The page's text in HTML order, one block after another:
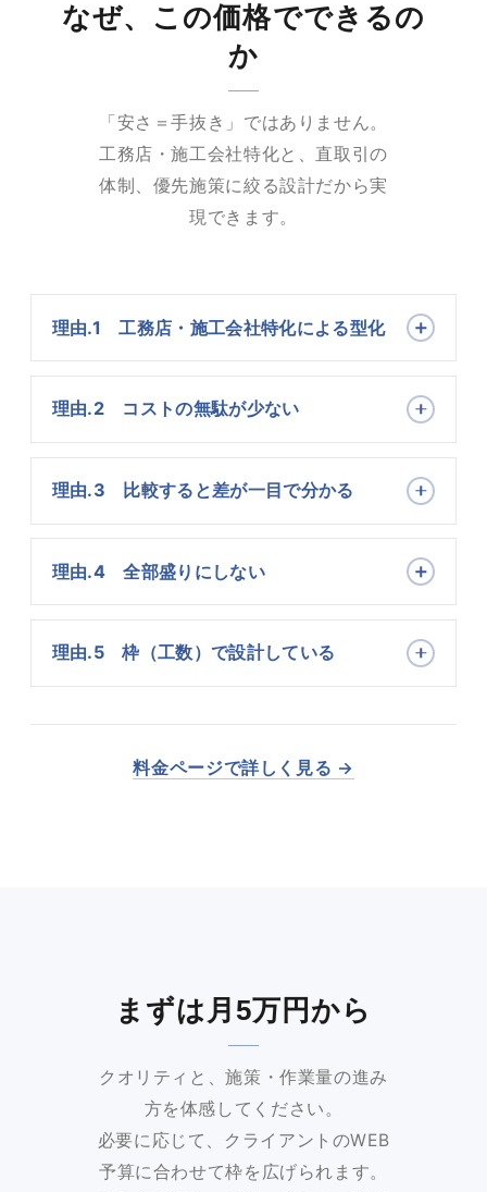
なぜ、この価格でできるの
か
「安さ＝手抜き」ではありません。
工務店・施工会社特化と、直取引の
体制、優先施策に絞る設計だから実
現できます。
理由.1 工務店・施工会社特化による型化
理由.2 コストの無駄が少ない
理由.3 比較すると差が一目で分かる
理由.4 全部盛りにしない
理由.5 枠（工数）で設計している
料金ページで詳しく見る →
まずは月5万円から
クオリティと、施策・作業量の進み
方を体感してください。
必要に応じて、クライアントのWEB
予算に合わせて枠を広げられます。